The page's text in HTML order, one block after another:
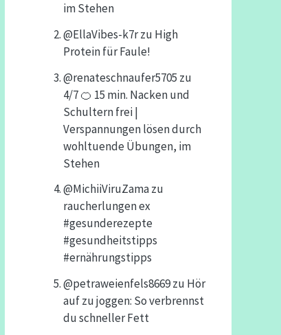
im Stehen
@EllaVibes-k7rzu High
Protein für Faule!
@renateschnaufer5705 zu
4/7 🍊 15 min. Nacken und
Schultern frei |
Verspannungen lösen durch
wohltuende Übungen, im
Stehen
@MichiiViruZamazu
raucherlungen ex
#gesunderezepte
#gesundheitstipps
#ernährungstipps
@petraweienfels8669zu Hör
auf zu joggen: So verbrennst
du schneller Fett